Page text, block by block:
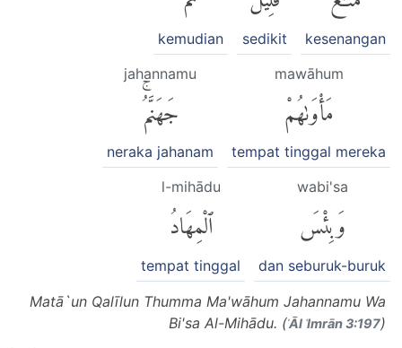
kesenangan
sedikit
kemudian
mawāhum
مَأْوَىٰهُمْ
tempat tinggal mereka
jahannamu
جَهَنَّمُۚ
neraka jahanam
wabi'sa
وَبِئْسَ
dan seburuk-buruk
l-mihādu
ٱلْمِهَادُ
tempat tinggal
Matā`un Qalīlun Thumma Ma'wāhum Jahannamu Wa
Bi'sa Al-Mihādu. (ʾĀl ʿImrān 3:197)